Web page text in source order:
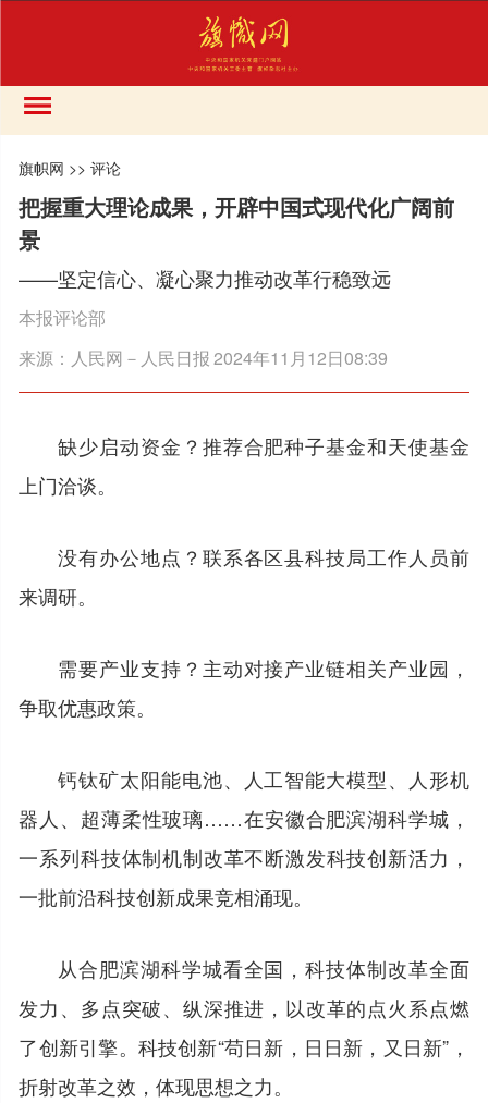
旗帜网 >>评论
把握重大理论成果，开辟中国式现代化广阔前
景
——坚定信心、凝心聚力推动改革行稳致远
本报评论部
来源： 人民网－人民日报2024年11月12日08:39
缺少启动资金？推荐合肥种子基金和天使基金
上门洽谈。
没有办公地点？联系各区县科技局工作人员前
来调研。
需要产业支持？主动对接产业链相关产业园，
争取优惠政策。
钙钛矿太阳能电池、人工智能大模型、人形机
器人、超薄柔性玻璃……在安徽合肥滨湖科学城，
一系列科技体制机制改革不断激发科技创新活力，
一批前沿科技创新成果竞相涌现。
从合肥滨湖科学城看全国，科技体制改革全面
发力、多点突破、纵深推进，以改革的点火系点燃
了创新引擎。科技创新“苟日新，日日新，又日新”，
折射改革之效，体现思想之力。